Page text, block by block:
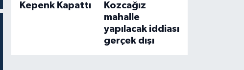
Kepenk Kapattı
Kozcağız
mahalle
yapılacak iddiası
gerçek dışı